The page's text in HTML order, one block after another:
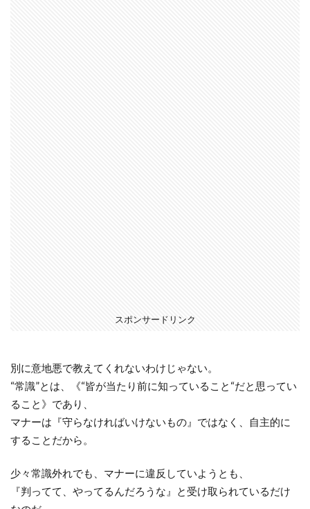
スポンサードリンク
別に意地悪で教えてくれないわけじゃない。
“常識”とは、《“皆が当たり前に知っていること“だと思ってい
ること》であり、
マナーは『守らなければいけないもの』ではなく、自主的に
することだから。
少々常識外れでも、マナーに違反していようとも、
『判ってて、やってるんだろうな』と受け取られているだけ